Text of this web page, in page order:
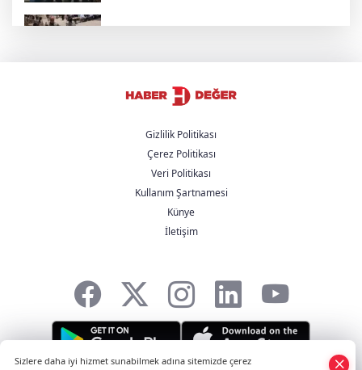
Altın piyasasında rekor yükseliş sürüyor
İsrail Seçimleri Hakkında Bilmeniz Gereken
Ünlülere yönelik soruşturmada skandal
sonrası Koray Beşli yeniden gözaltına alındı
Gizlilik Politikası
Çerez Politikası
Veri Politikası
Kullanım Şartnamesi
Künye
İletişim
Sizlere daha iyi hizmet sunabilmek adına sitemizde çerez